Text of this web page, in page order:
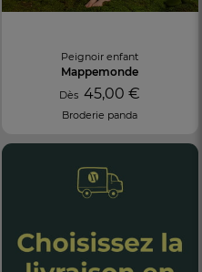
Peignoir enfant
Mappemonde
Dès45,00 €
Broderie panda